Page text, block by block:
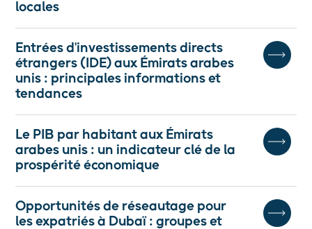
locales
Entrées d'investissements directs
étrangers (IDE) aux Émirats arabes
unis : principales informations et
tendances
Le PIB par habitant aux Émirats
arabes unis : un indicateur clé de la
prospérité économique
Opportunités de réseautage pour
les expatriés à Dubaï : groupes et